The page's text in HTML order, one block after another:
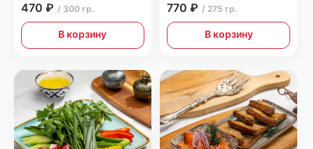
470 ₽ / 300 гр.
В корзину
770 ₽ / 275 гр.
В корзину